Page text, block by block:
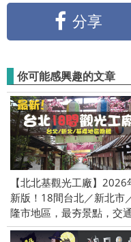
分享
你可能感興趣的文章
【北北基觀光工廠】2026
新版！18間台北／新北市
隆市地區，最夯景點，交通
地址、時間、玩樂資訊攻